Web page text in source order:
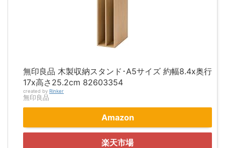
無印良品 木製収納スタンド･A5サイズ 約幅8.4x奥行
17x高さ25.2cm 82603354
created by Rinker
無印良品
Amazon
楽天市場